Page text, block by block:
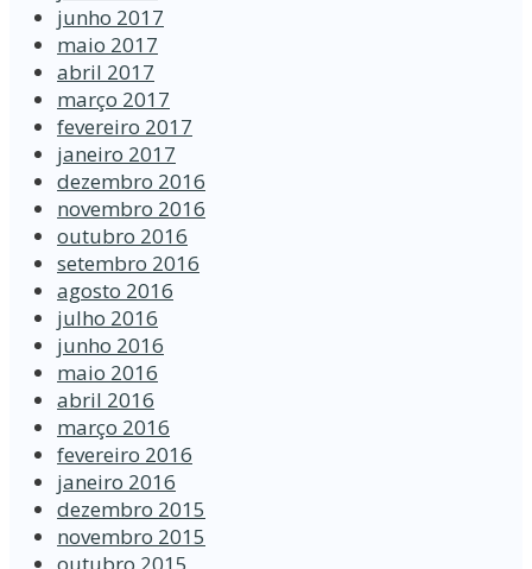
junho 2017
maio 2017
abril 2017
março 2017
fevereiro 2017
janeiro 2017
dezembro 2016
novembro 2016
outubro 2016
setembro 2016
agosto 2016
julho 2016
junho 2016
maio 2016
abril 2016
março 2016
fevereiro 2016
janeiro 2016
dezembro 2015
novembro 2015